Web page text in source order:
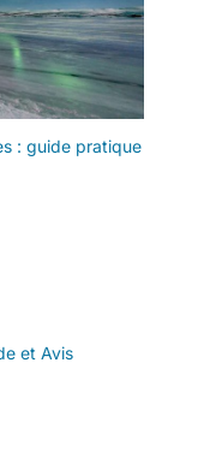
: guide pratique
et Avis